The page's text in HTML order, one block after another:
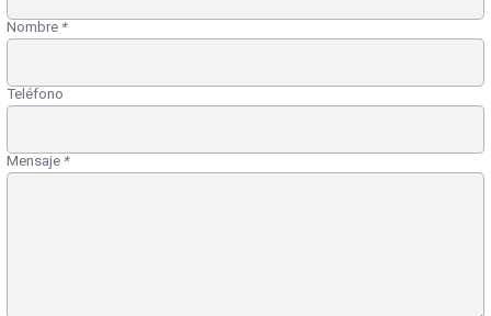
Nombre *
Teléfono
Mensaje *